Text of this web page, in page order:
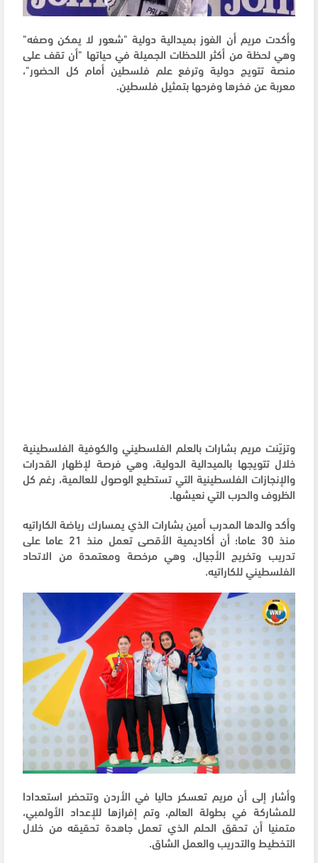
وأكدت مريم أن الفوز بميدالية دولية "شعور لا يمكن وصفه"
وهي لحظة من أكثر اللحظات الجميلة في حياتها "أن تقف على
منصة تتويج دولية وترفع علم فلسطين أمام كل الحضور"،
معربة عن فخرها وفرحها بتمثيل فلسطين.
وتزيّنت مريم بشارات بالعلم الفلسطيني والكوفية الفلسطينية
خلال تتويجها بالميدالية الدولية، وهي فرصة لإظهار القدرات
والإنجازات الفلسطينية التي تستطيع الوصول للعالمية، رغم كل
الظروف والحرب التي نعيشها.
وأكد والدها المدرب أمين بشارات الذي يمسارك رياضة الكاراتيه
منذ 30 عاما؛ أن أكاديمية الأقصى تعمل منذ 21 عاما على
تدريب وتخريج الأجيال، وهي مرخصة ومعتمدة من الاتحاد
الفلسطيني للكاراتيه.
وأشار إلى أن مريم تعسكر حاليا في الأردن وتتحضر استعدادا
للمشاركة في بطولة العالم، وتم إفرازها للإعداد الأولمبي،
متمنيا أن تحقق الحلم الذي تعمل جاهدة تحقيقه من خلال
التخطيط والتدريب والعمل الشاق.